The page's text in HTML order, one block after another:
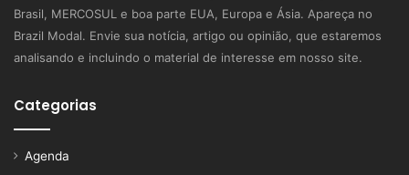
Brasil, MERCOSUL e boa parte EUA, Europa e Ásia. Apareça no
Brazil Modal. Envie sua notícia, artigo ou opinião, que estaremos
analisando e incluindo o material de interesse em nosso site.
Categorias
Agenda